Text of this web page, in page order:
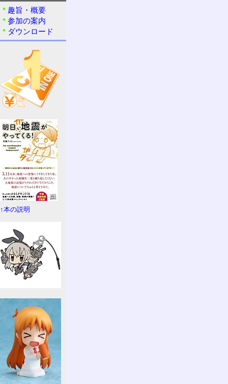
趣旨・概要
参加の案内
ダウンロード
↑本の説明